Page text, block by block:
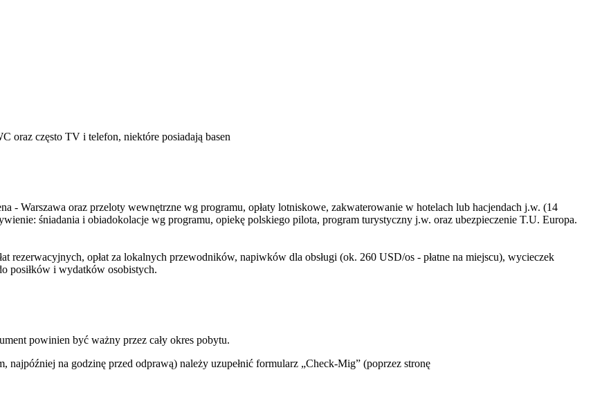
oraz często TV i telefon, niektóre posiadają basen
- Warszawa oraz przeloty wewnętrzne wg programu, opłaty lotniskowe, zakwaterowanie w hotelach lub hacjendach j.w. (14
śniadania i obiadokolacje wg programu, opiekę polskiego pilota, program turystyczny j.w. oraz ubezpieczenie T.U. Europa.
rezerwacyjnych, opłat za lokalnych przewodników, napiwków dla obsługi (ok. 260 USD/os - płatne na miejscu), wycieczek
posiłków i wydatków osobistych.
powinien być ważny przez cały okres pobytu.
na godzinę przed odprawą) należy uzupełnić formularz „Check-Mig” (poprzez stronę